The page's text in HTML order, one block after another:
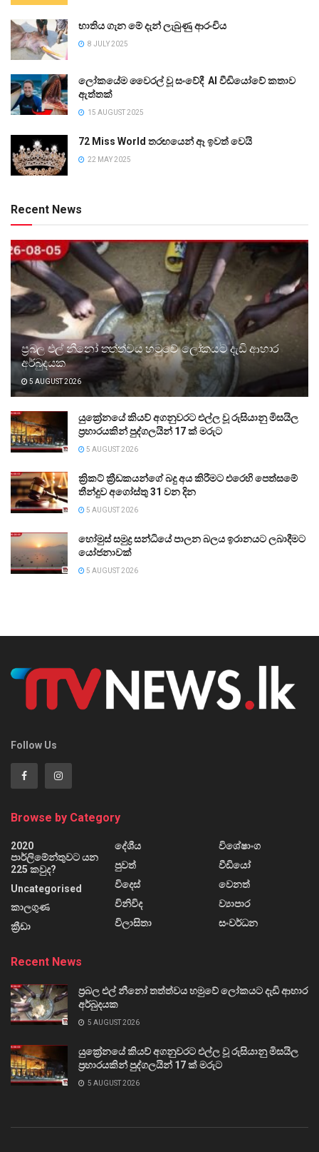
භාතිය ගැන මේ දැන් ලැබුණු ආරංචිය
8 JULY 2025
ලෝකයේම වෛරල් වූ සංවේදී AI වීඩියෝවේ කතාව
ඇත්තක්
15 AUGUST 2025
72 Miss World තරඟයෙන් ඈ ඉවත් වෙයි
22 MAY 2025
Recent News
ප්‍රබල එල් නීනෝ තත්ත්වය හමුවේ ලෝකයට දැඩි ආහාර
අර්බුදයක
5 AUGUST 2026
යුක්‍රේනයේ කියව් අගනුවරට එල්ල වූ රුසියානු මිසයිල
ප්‍රහාරයකින් පුද්ගලයින් 17 ක් මරුට
5 AUGUST 2026
ක්‍රිකට් ක්‍රීඩකයන්ගේ බදු අය කිරීමට එරෙහි පෙත්සමේ
තීන්දුව අගෝස්තු 31 වන දින
5 AUGUST 2026
හෝමුස් සමුද්‍ර සන්ධියේ පාලන බලය ඉරානයට ලබාදීමට
යෝජනාවක්
5 AUGUST 2026
Follow Us
Browse by Category
2020
පාර්ලිමේන්තුවට යන
225 කවුද?
Uncategorised
කාලගුණ
ක්‍රීඩා
දේශීය
පුවත්
විදෙස්
විනිවිද
විලාසිතා
විශේෂාංග
වීඩියෝ
වෙනත්
ව්‍යාපාර
සංවර්ධන
Recent News
ප්‍රබල එල් නීනෝ තත්ත්වය හමුවේ ලෝකයට දැඩි ආහාර
අර්බුදයක
5 AUGUST 2026
යුක්‍රේනයේ කියව් අගනුවරට එල්ල වූ රුසියානු මිසයිල
ප්‍රහාරයකින් පුද්ගලයින් 17 ක් මරුට
5 AUGUST 2026